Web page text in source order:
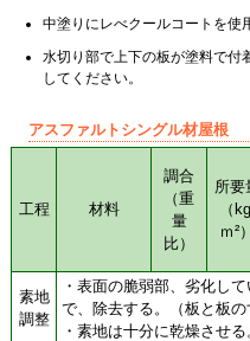
中塗りにレべクールコートを使
水切り部で上下の板が塗料で付
してください。
アスファルトシングル材屋根
工程 材料
調合
（重
量
比）
所要
（
ｍ²）
素地
調整
・表面の脆弱部、劣化し
で、除去する。（板と板の
・素地は十分に乾燥させ